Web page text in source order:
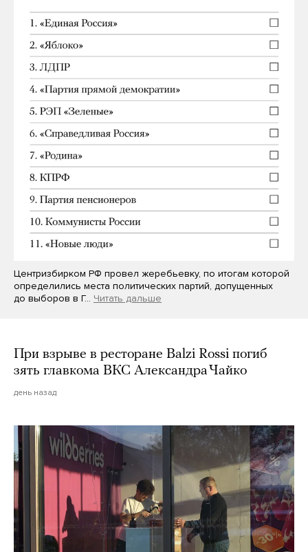
Центризбирком РФ провел жеребьевку, по итогам которой
определились места политических партий, допущенных
до выборов в Г… Читать дальше
При взрыве в ресторане Balzi Rossi погиб
зять главкома ВКС Александра Чайко
день назад